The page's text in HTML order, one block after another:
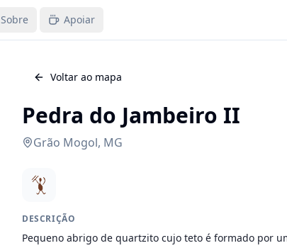
Sobre Apoiar
Voltar ao mapa
Pedra do Jambeiro II
Grão Mogol, MG
DESCRIÇÃO
Pequeno abrigo de quartzito cujo teto é formado por